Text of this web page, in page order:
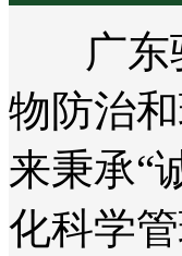
广东骅
物防治
来秉承“
化科学